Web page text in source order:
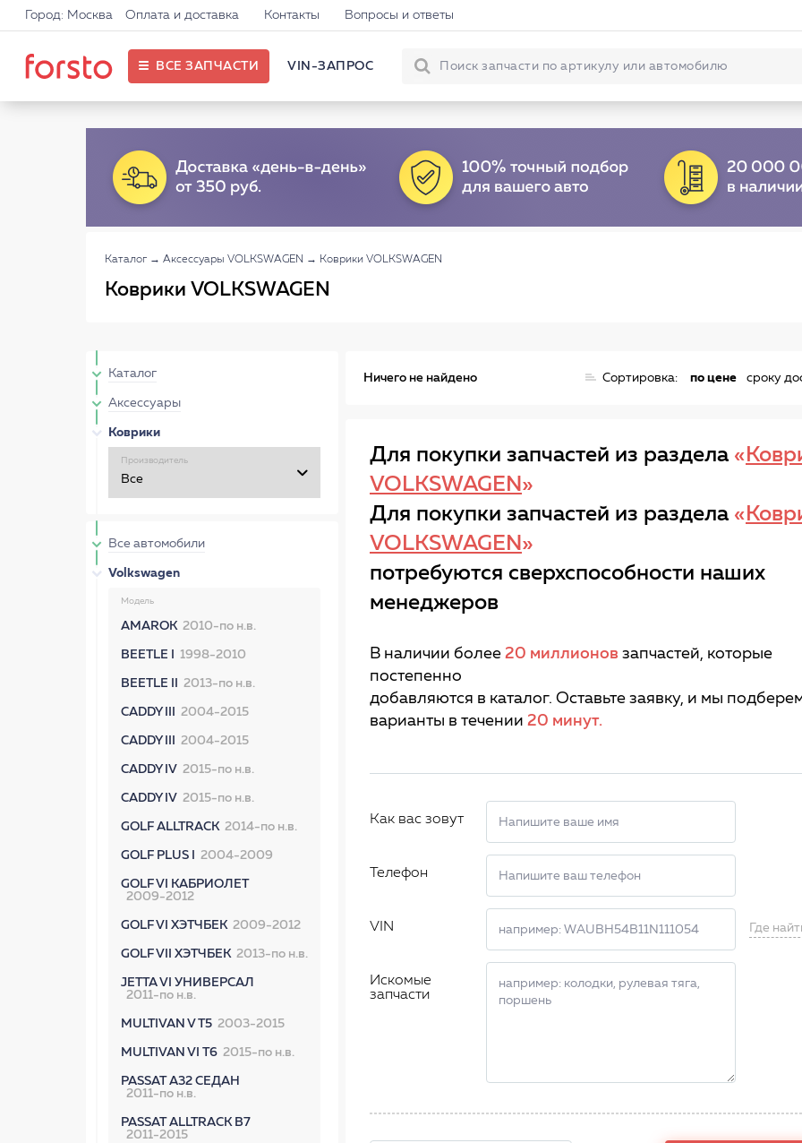
Город: Москва Оплата и доставка Контакты Вопросы и ответы
ВСЕ ЗАПЧАСТИ VIN-ЗАПРОС
Каталог → Аксессуары VOLKSWAGEN → Коврики VOLKSWAGEN
Коврики VOLKSWAGEN
Каталог
Аксессуары
Коврики
Производитель
Все автомобили
Volkswagen
Модель
AMAROK 2010-по н.в.
BEETLE I 1998-2010
BEETLE II 2013-по н.в.
CADDY III 2004-2015
CADDY III 2004-2015
CADDY IV 2015-по н.в.
CADDY IV 2015-по н.в.
GOLF ALLTRACK 2014-по н.в.
GOLF PLUS I 2004-2009
GOLF VI КАБРИОЛЕТ
2009-2012
GOLF VI ХЭТЧБЕК 2009-2012
GOLF VII ХЭТЧБЕК 2013-по н.в.
JETTA VI УНИВЕРСАЛ
2011-по н.в.
MULTIVAN V T5 2003-2015
MULTIVAN VI T6 2015-по н.в.
PASSAT A32 СЕДАН
2011-по н.в.
PASSAT ALLTRACK B7
2011-2015
Ничего не найдено Сортировка: по цене сроку
Для покупки запчастей из раздела «
VOLKSWAGEN »
Для покупки запчастей из раздела «
VOLKSWAGEN »
потребуются сверхспособности наших
менеджеров
В наличии более 20 миллионов запчастей, которые
постепенно
добавляются в каталог. Оставьте заявку, и мы
варианты в течении 20 минут.
Как вас зовут
Телефон
VIN Где
Искомые
запчасти